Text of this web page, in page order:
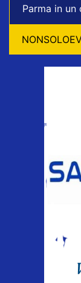
Parma in un